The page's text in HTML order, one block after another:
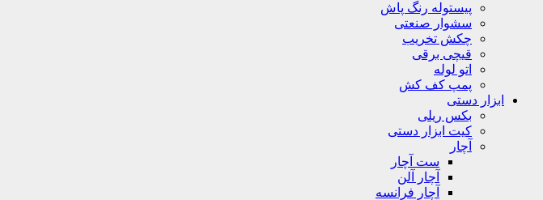
پیستوله رنگ پاش
سشوار صنعتی
چکش تخریب
قیچی برقی
اتو لوله
پمپ کف کش
ابزار دستی
بکس ریلی
کیت ابزار دستی
آچار
ست آچار
آچار آلن
آچار فرانسه